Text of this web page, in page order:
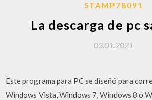
STAMP78091
La descarga de pc
03.01.2021
Este programa para PC se diseñó para
Windows Vista, Windows 7, Windows 8 o